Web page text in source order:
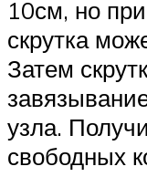
10см, но
скрутка
Затем
узла.
свободных